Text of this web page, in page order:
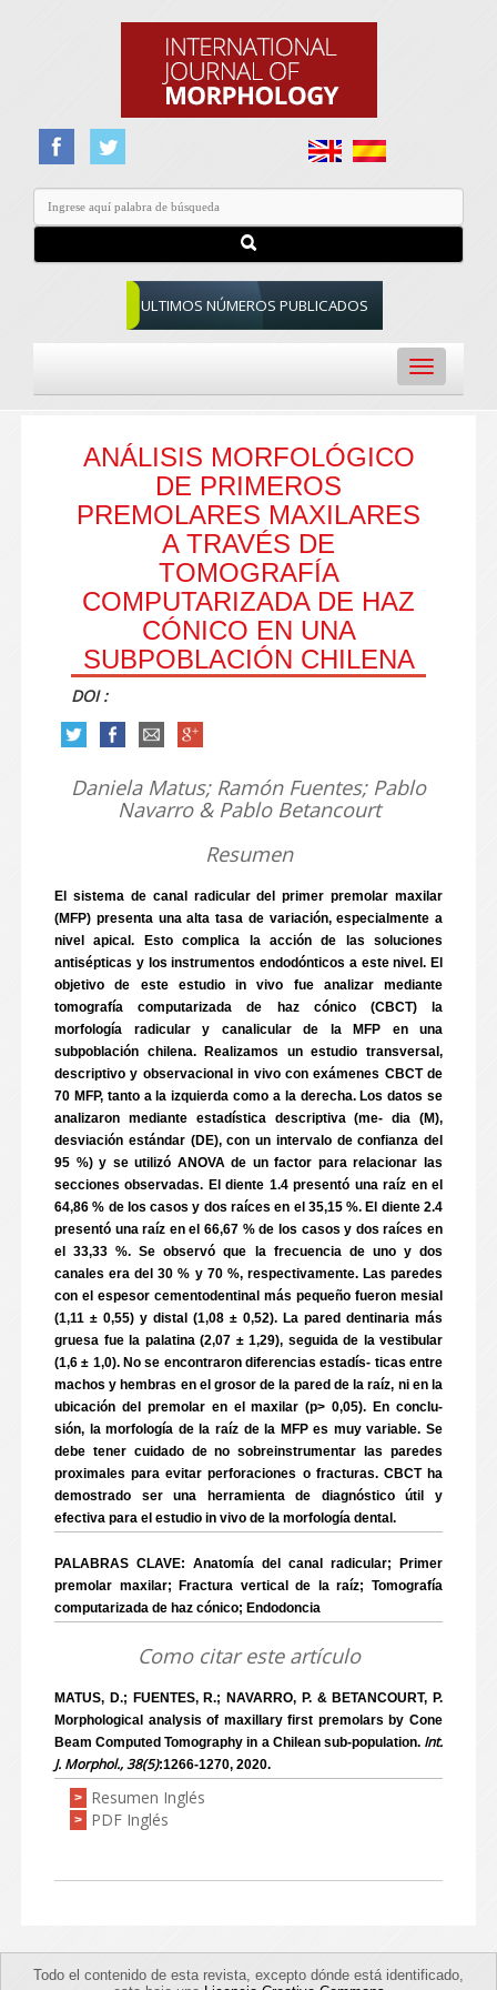
ULTIMOS NÚMEROS PUBLICADOS
Toggle
navigation
ANÁLISIS MORFOLÓGICO
DE PRIMEROS
PREMOLARES MAXILARES
A TRAVÉS DE
TOMOGRAFÍA
COMPUTARIZADA DE HAZ
CÓNICO EN UNA
SUBPOBLACIÓN CHILENA
DOI :
Daniela Matus; Ramón Fuentes; Pablo
Navarro & Pablo Betancourt
Resumen
El sistema de canal radicular del primer premolar maxilar
(MFP) presenta una alta tasa de variación, especialmente a
nivel apical. Esto complica la acción de las soluciones
antisépticas y los instrumentos endodónticos a este nivel. El
objetivo de este estudio in vivo fue analizar mediante
tomografía computarizada de haz cónico (CBCT) la
morfología radicular y canalicular de la MFP en una
subpoblación chilena. Realizamos un estudio transversal,
descriptivo y observacional in vivo con exámenes CBCT de
70 MFP, tanto a la izquierda como a la derecha. Los datos se
analizaron mediante estadística descriptiva (me- dia (M),
desviación estándar (DE), con un intervalo de confianza del
95 %) y se utilizó ANOVA de un factor para relacionar las
secciones observadas. El diente 1.4 presentó una raíz en el
64,86 % de los casos y dos raíces en el 35,15 %. El diente 2.4
presentó una raíz en el 66,67 % de los casos y dos raíces en
el 33,33 %. Se observó que la frecuencia de uno y dos
canales era del 30 % y 70 %, respectivamente. Las paredes
con el espesor cementodentinal más pequeño fueron mesial
(1,11 ± 0,55) y distal (1,08 ± 0,52). La pared dentinaria más
gruesa fue la palatina (2,07 ± 1,29), seguida de la vestibular
(1,6 ± 1,0). No se encontraron diferencias estadís- ticas entre
machos y hembras en el grosor de la pared de la raíz, ni en la
ubicación del premolar en el maxilar (p> 0,05). En conclu-
sión, la morfología de la raíz de la MFP es muy variable. Se
debe tener cuidado de no sobreinstrumentar las paredes
proximales para evitar perforaciones o fracturas. CBCT ha
demostrado ser una herramienta de diagnóstico útil y
efectiva para el estudio in vivo de la morfología dental.
PALABRAS CLAVE: Anatomía del canal radicular; Primer
premolar maxilar; Fractura vertical de la raíz; Tomografía
computarizada de haz cónico; Endodoncia
Como citar este artículo
MATUS, D.; FUENTES, R.; NAVARRO, P. & BETANCOURT, P.
Morphological analysis of maxillary first premolars by Cone
Beam Computed Tomography in a Chilean sub-population.Int.
J. Morphol., 38(5):1266-1270, 2020.
> Resumen Inglés
> PDF Inglés
Todo el contenido de esta revista, excepto dónde está identificado,